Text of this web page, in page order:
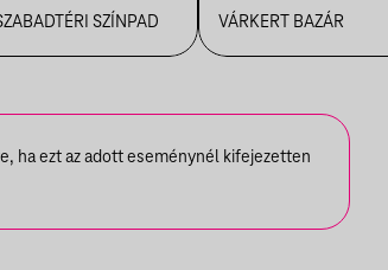
SZÍNPAD
FANFARA
VÁRKERT BAZÁR
ha ezt az adott eseménynél kifejezetten